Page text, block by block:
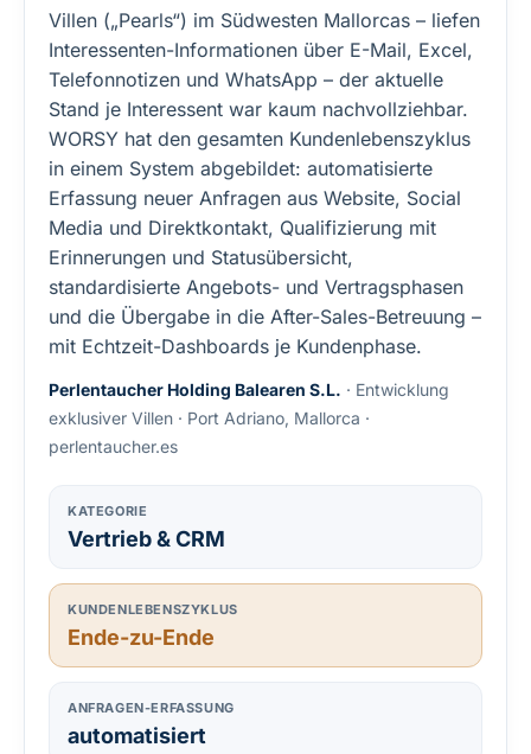
Villen („Pearls“) im Südwesten Mallorcas – liefen
Interessenten-Informationen über E-Mail, Excel,
Telefonnotizen und WhatsApp – der aktuelle
Stand je Interessent war kaum nachvollziehbar.
WORSY hat den gesamten Kundenlebenszyklus
in einem System abgebildet: automatisierte
Erfassung neuer Anfragen aus Website, Social
Media und Direktkontakt, Qualifizierung mit
Erinnerungen und Statusübersicht,
standardisierte Angebots- und Vertragsphasen
und die Übergabe in die After-Sales-Betreuung –
mit Echtzeit-Dashboards je Kundenphase.
Perlentaucher Holding Balearen S.L. · Entwicklung
exklusiver Villen · Port Adriano, Mallorca ·
perlentaucher.es
KATEGORIE
Vertrieb & CRM
KUNDENLEBENSZYKLUS
Ende-zu-Ende
ANFRAGEN-ERFASSUNG
automatisiert